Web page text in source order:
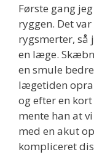
Første gang
ryggen. Det
rygsmerter, så
en læge.
en smule
lægetiden
og efter en
mente han at
med en akut
kompliceret